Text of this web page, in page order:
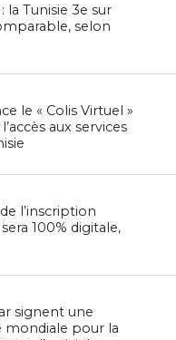
Tunisie 3e sur
selon
le « Colis Virtuel »
aux services
l’inscription
100% digitale,
signent une
mondiale pour la